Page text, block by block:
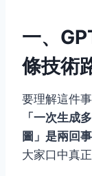
一、
條技術
要理解這件
「一次生成
圖」是兩回事
大家口中真